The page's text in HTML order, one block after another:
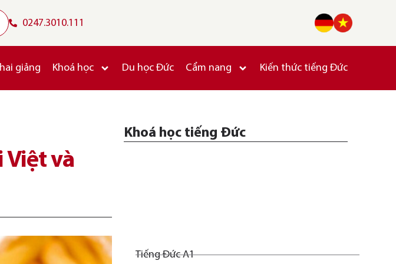
0247.3010.111
giảng Khoá học Du học Đức Cẩm nang Kiến thức tiếng Đức
Việt và
Khoá học tiếng Đức
Tiếng Đức A1